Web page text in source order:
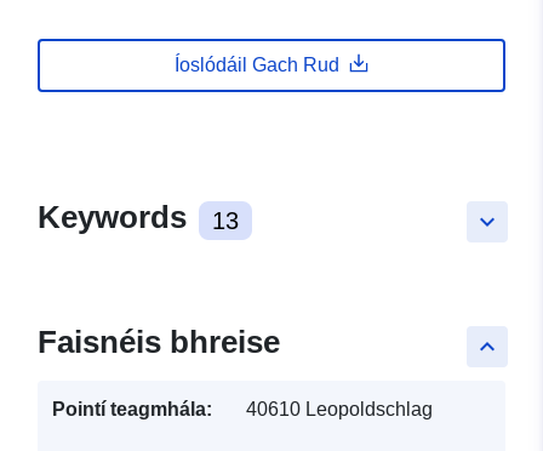
Íoslódáil Gach Rud
keyboard_arrow_down
Keywords 13
keyboard_arrow_up
Faisnéis bhreise
Pointí teagmhála: 40610 Leopoldschlag